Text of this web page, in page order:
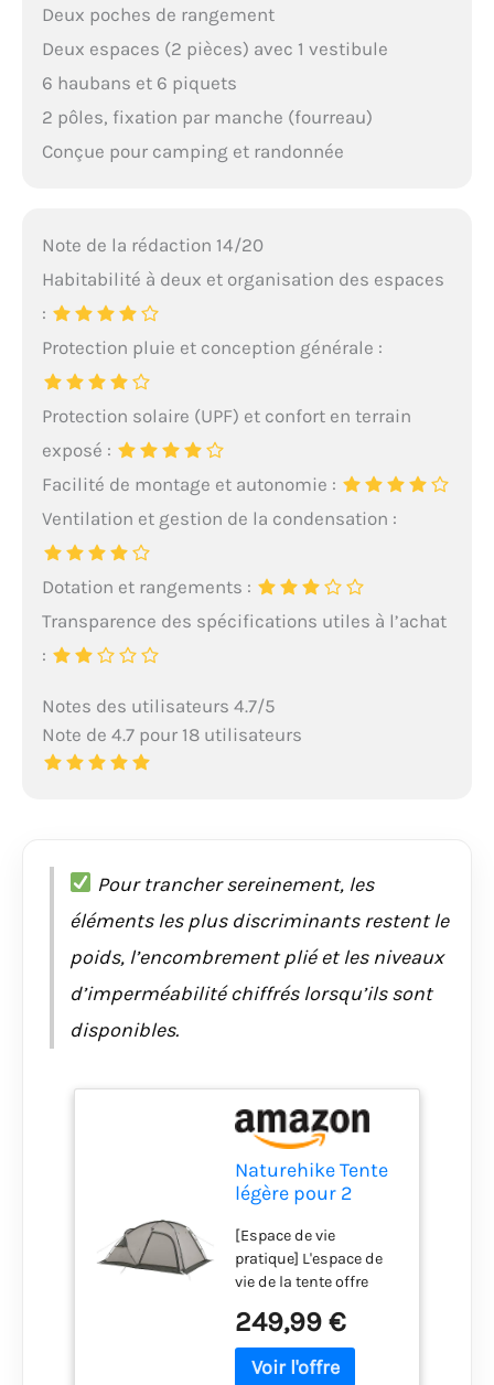
Deux poches de rangement
Deux espaces (2 pièces) avec 1 vestibule
6 haubans et 6 piquets
2 pôles, fixation par manche (fourreau)
Conçue pour camping et randonnée
Note de la rédaction 14/20
Habitabilité à deux et organisation des espaces
:
Protection pluie et conception générale :
Protection solaire (UPF) et confort en terrain
exposé :
Facilité de montage et autonomie :
Ventilation et gestion de la condensation :
Dotation et rangements :
Transparence des spécifications utiles à l’achat
:
Notes des utilisateurs 4.7/5
Note de 4.7 pour 18 utilisateurs
Pour trancher sereinement, les
éléments les plus discriminants restent le
poids, l’encombrement plié et les niveaux
d’imperméabilité chiffrés lorsqu’ils sont
disponibles.
Naturehike Tente
légère pour 2
de Camping
spacieuse à Deux
étages 7.5㎡ avec
Salon avec Trou
pour poêle Gris
Vert
[Espace de vie
pratique] L'espace de
vie de la tente offre
d'espace pour les
bagages ou les
meubles de camping.
249,99 €